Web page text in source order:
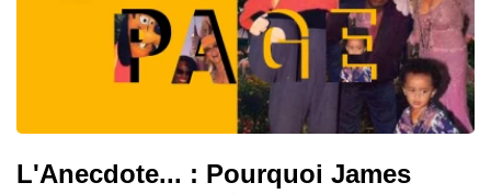
L'Anecdote... : Pourquoi James